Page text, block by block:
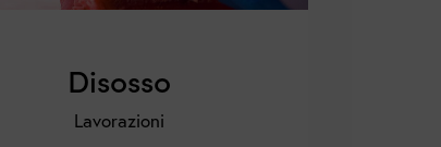
Disosso
Lavorazioni